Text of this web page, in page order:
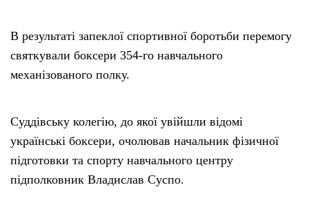
В результаті запеклої спортивної боротьби перемогу
святкували боксери 354-го навчального
механізованого полку.
Суддівську колегію, до якої увійшли відомі
українські боксери, очолював начальник фізичної
підготовки та спорту навчального центру
підполковник Владислав Суспо.